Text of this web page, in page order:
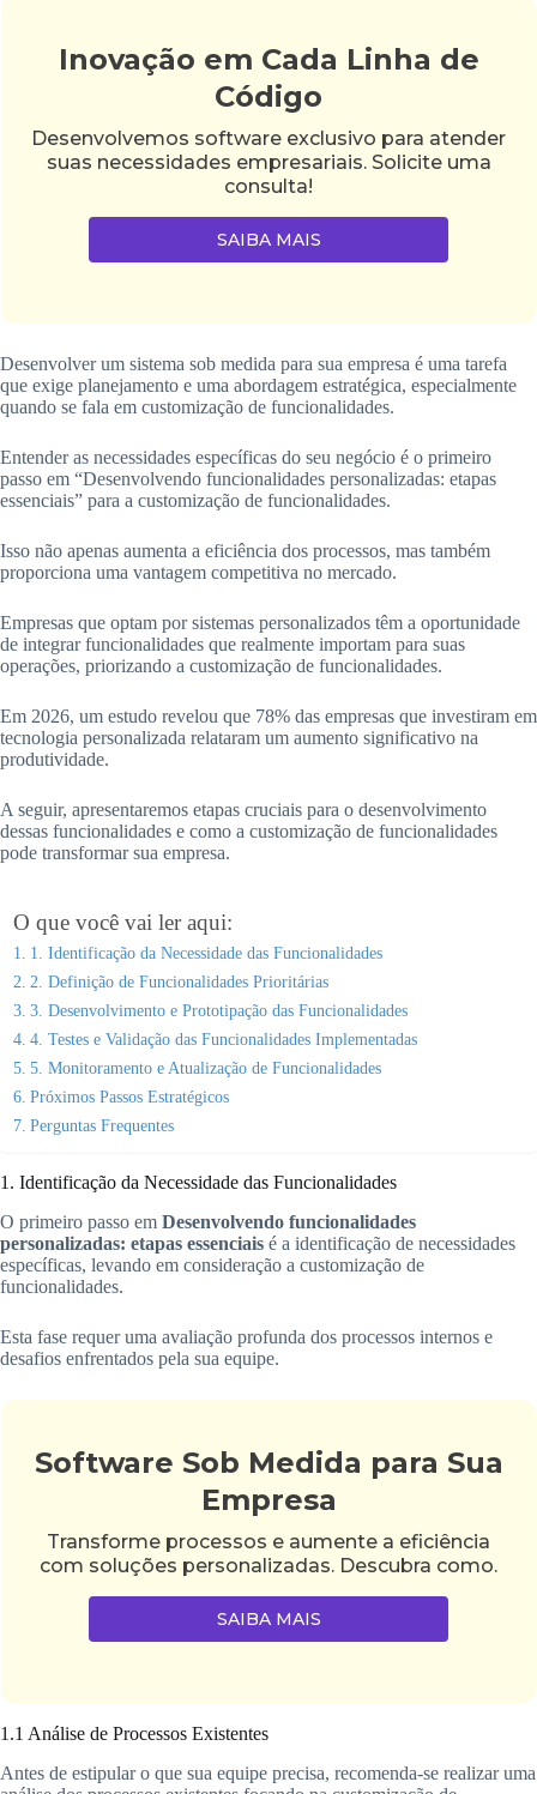
Inovação em Cada Linha de
Código
Desenvolvemos software exclusivo para atender
suas necessidades empresariais. Solicite uma
consulta!
SAIBA MAIS
Desenvolver um sistema sob medida para sua empresa é uma tarefa
que exige planejamento e uma abordagem estratégica, especialmente
quando se fala em customização de funcionalidades.
Entender as necessidades específicas do seu negócio é o primeiro
passo em “Desenvolvendo funcionalidades personalizadas: etapas
essenciais” para a customização de funcionalidades.
Isso não apenas aumenta a eficiência dos processos, mas também
proporciona uma vantagem competitiva no mercado.
Empresas que optam por sistemas personalizados têm a oportunidade
de integrar funcionalidades que realmente importam para suas
operações, priorizando a customização de funcionalidades.
Em 2026, um estudo revelou que 78% das empresas que investiram em
tecnologia personalizada relataram um aumento significativo na
produtividade.
A seguir, apresentaremos etapas cruciais para o desenvolvimento
dessas funcionalidades e como a customização de funcionalidades
pode transformar sua empresa.
O que você vai ler aqui:
1. Identificação da Necessidade das Funcionalidades
2. Definição de Funcionalidades Prioritárias
3. Desenvolvimento e Prototipação das Funcionalidades
4. Testes e Validação das Funcionalidades Implementadas
5. Monitoramento e Atualização de Funcionalidades
Próximos Passos Estratégicos
Perguntas Frequentes
1. Identificação da Necessidade das Funcionalidades
O primeiro passo em Desenvolvendo funcionalidades
personalizadas: etapas essenciais é a identificação de necessidades
específicas, levando em consideração a customização de
funcionalidades.
Esta fase requer uma avaliação profunda dos processos internos e
desafios enfrentados pela sua equipe.
Software Sob Medida para Sua
Empresa
Transforme processos e aumente a eficiência
com soluções personalizadas. Descubra como.
SAIBA MAIS
1.1 Análise de Processos Existentes
Antes de estipular o que sua equipe precisa, recomenda-se realizar uma